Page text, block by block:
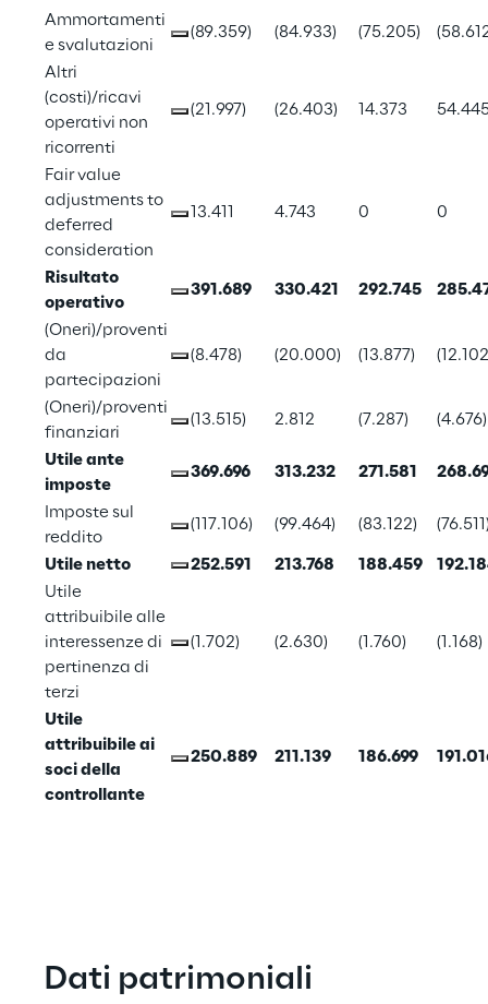
Ammortamenti
e svalutazioni
(89.359) (84.933) (75.205)
Altri
(costi)/ricavi
operativi non
ricorrenti
(21.997) (26.403) 14.373
Fair value
adjustments to
deferred
consideration
13.411 4.743 0 0
Risultato
operativo
391.689 330.421 292.745
(Oneri)/proventi
da
partecipazioni
(8.478) (20.000) (13.877)
(Oneri)/proventi
finanziari
(13.515) 2.812 (7.287) (4.676)
Utile ante
imposte
369.696 313.232 271.581
Imposte sul
reddito
(117.106) (99.464) (83.122)
Utile netto 252.591 213.768 188.459
Utile
attribuibile alle
interessenze di
pertinenza di
terzi
(1.702) (2.630) (1.760) (1.168)
Utile
attribuibile ai
soci della
controllante
250.889 211.139 186.699
Dati patrimoniali